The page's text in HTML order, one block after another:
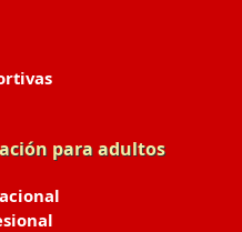
para adultos